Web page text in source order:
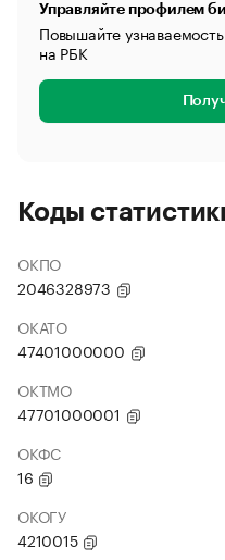
Управляйте профилем
Повышайте
на РБК
Коды
ОКПО
2046328973
ОКАТО
47401000000
ОКТМО
47701000001
ОКФС
16
ОКОГУ
4210015